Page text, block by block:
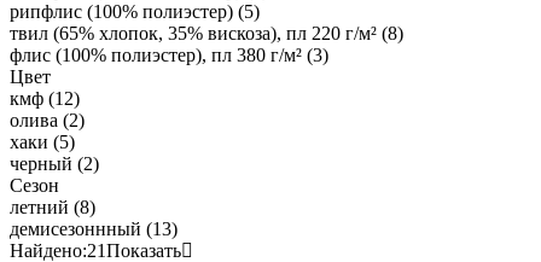
рипфлис (100% полиэстер) (5)
твил (65% хлопок, 35% вискоза), пл 220 г/м² (8)
флис (100% полиэстер), пл 380 г/м² (3)
Цвет
кмф (12)
олива (2)
хаки (5)
черный (2)
Сезон
летний (8)
демисезоннный (13)
Найдено:21Показать